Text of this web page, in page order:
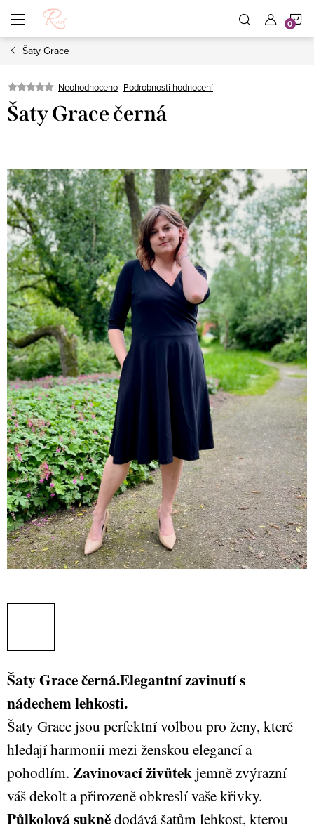
obsah
Šaty Grace
Neohodnoceno Podrobnosti hodnocení
Šaty Grace černá
Šaty Grace černá.Elegantní zavinutí s
nádechem lehkosti.
Šaty Grace jsou perfektní volbou pro ženy, které
hledají harmonii mezi ženskou elegancí a
pohodlím. Zavinovací živůtekjemně zvýrazní
váš dekolt a přirozeně obkreslí vaše křivky.
Půlkolová suknědodává šatům lehkost, kterou